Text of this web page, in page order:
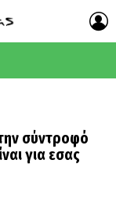
σύντροφό
για εσας